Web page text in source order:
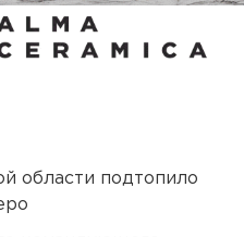
области подтопило